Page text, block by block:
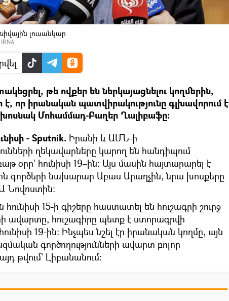
լուսանկար
թե ովքեր են ներկայացնելու կողմերին,
է, որ իրանական պատվիրակությունը գլխավորում է
Մոհամմադ-Բաղեր Ղալիբաֆը։
- Sputnik. Իրանի և ԱՄՆ-ի
ղեկավարները կարող են հանդիպում
օրը` հունիսի 19–ին։ Այս մասին հայտարարել է
գործերի նախարար Աբաս Արաղչին, նրա խոսքերը
Նովոստին։
15-ի գիշերը հաստատել են հուշագրի շուրջ
ավարտը, հուշագիրը պետք է ստորագրվի
19-ին։ Ինչպես նշել էր իրանական կողմը, այն
գործողությունների ավարտ բոլոր
թվում՝ Լիբանանում։